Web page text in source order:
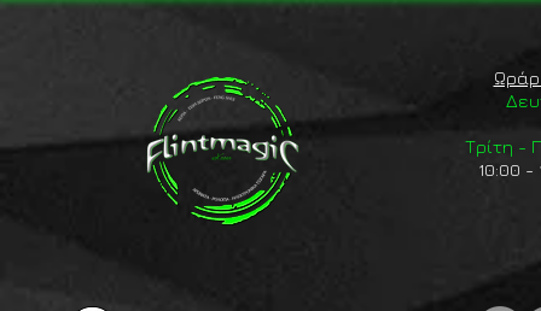
Τρίτη -
10:00 -